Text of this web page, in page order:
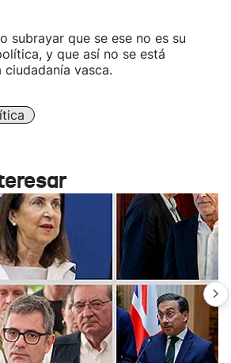
subrayar que se ese no es su
y que así no se está
vasca.